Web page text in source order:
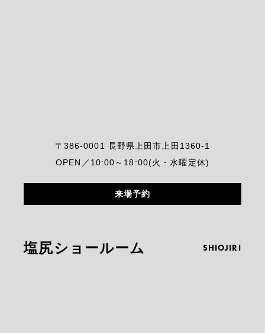
〒386-0001 長野県上田市上田1360-1
OPEN／10:00～18:00(火・水曜定休)
来場予約
塩尻ショールーム SHIOJIRI